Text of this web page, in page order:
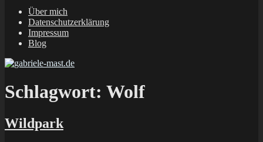
Über mich
Datenschutzerklärung
Impressum
Blog
Schlagwort: Wolf
Wildpark